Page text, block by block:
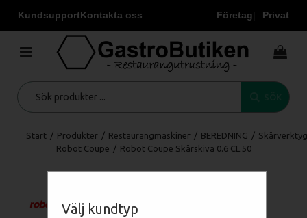
KundsupportKontakta oss Företag Privat
Välj kundtyp
Start / Produkter / Restaurangmaskiner / BEREDNING / Skärverktyg
Robot Coupe / Robot Coupe Skärskiva 0.6 CL 50